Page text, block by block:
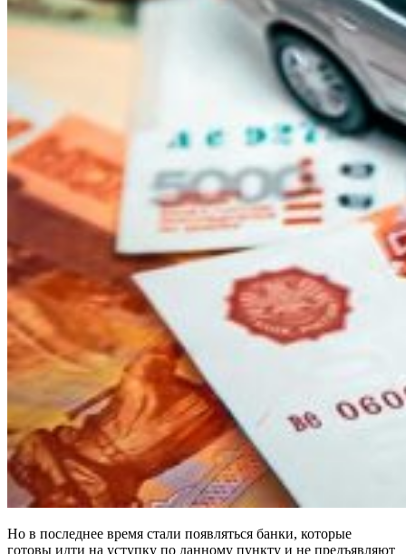
Но в последнее время стали появляться банки, которые
готовы идти на уступку по данному пункту и не предъявляют